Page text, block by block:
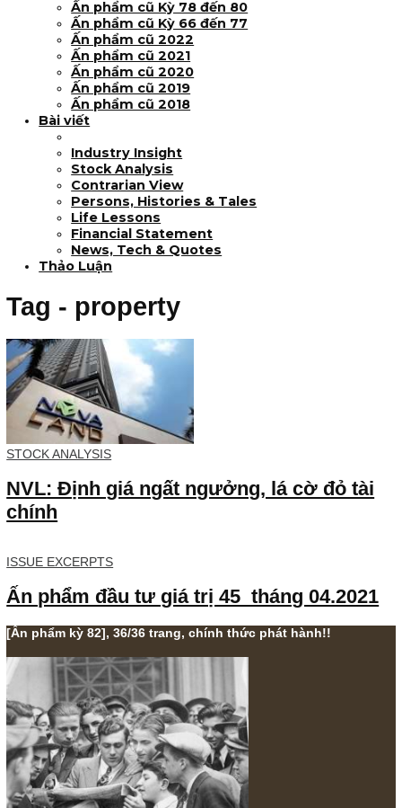
Hướng dẫn đọc online
Ấn phẩm mới phát hành (Kỳ 82, 36/36
chính thức phát hành!!)
Ấn phẩm lẻ Kỳ 81 đến 83
Ấn phẩm cũ Kỳ 78 đến 80
Ấn phẩm cũ Kỳ 66 đến 77
Ấn phẩm cũ 2021
Ấn phẩm cũ 2020
Ấn phẩm cũ 2019
Ấn phẩm cũ 2018
Bài viết
Industry Insight
Stock Analysis
Contrarian View
Persons, Histories & Tales
Financial Statement
News, Tech & Quotes
Thảo Luận
Tag - property
STOCK ANALYSIS
NVL: Định giá ngất ngưởng, lá cờ đỏ
chính
ISSUE EXCERPTS
Ấn phẩm đầu tư giá trị 45_tháng
[Ấn phẩm kỳ 82], 36/36 trang, chính thức phát hành!!